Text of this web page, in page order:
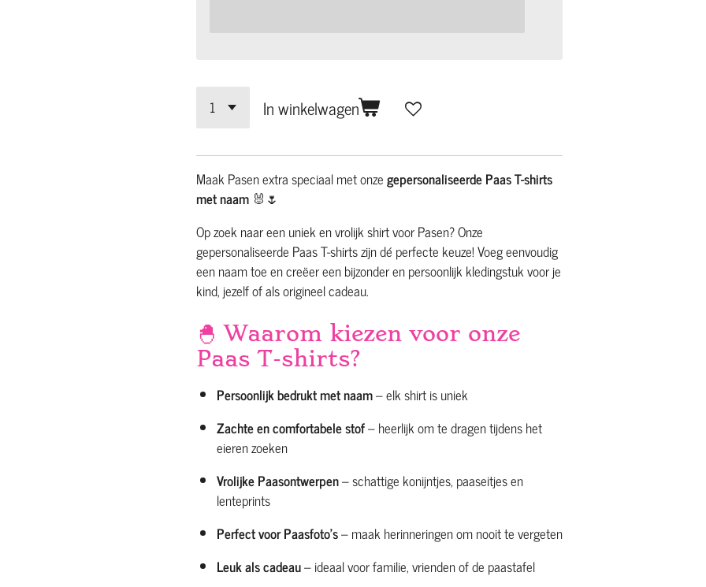
In winkelwagen
Maak Pasen extra speciaal met onzegepersonaliseerde Paas T-shirts
met naam 🐰🌷
Op zoek naar een uniek en vrolijk shirt voor Pasen? Onze
gepersonaliseerde Paas T-shirts zijn dé perfecte keuze! Voeg eenvoudig
een naam toe en creëer een bijzonder en persoonlijk kledingstuk voor je
kind, jezelf of als origineel cadeau.
🐣 Waarom kiezen voor onze
Paas T-shirts?
Persoonlijk bedrukt met naam– elk shirt is uniek
Zachte en comfortabele stof– heerlijk om te dragen tijdens het
eieren zoeken
Vrolijke Paasontwerpen– schattige konijntjes, paaseitjes en
lenteprints
Perfect voor Paasfoto’s– maak herinneringen om nooit te vergeten
Leuk als cadeau– ideaal voor familie, vrienden of de paastafel